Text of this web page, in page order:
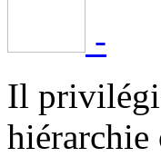
-
Il
hiérarchie